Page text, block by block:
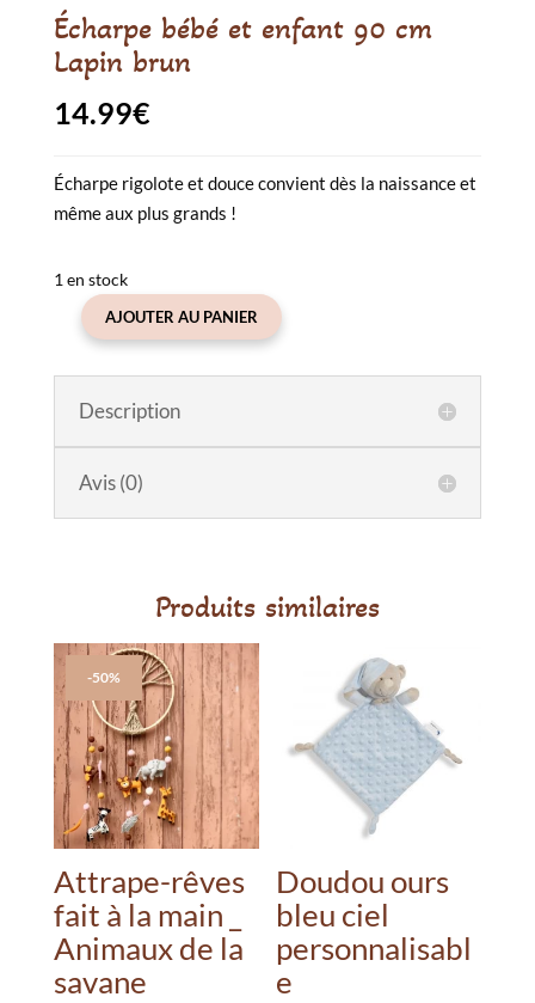
Écharpe bébé et enfant 90 cm
Lapin brun
14.99€
Écharpe rigolote et douce convient dès la naissance et
même aux plus grands !
1 en stock
quantité
bébé
et
enfant
AJOUTER AU PANIER
Description
Avis (0)
Produits similaires
-50%
Attrape-rêves
fait à la main _
Animaux de la
savane
Doudou ours
bleu ciel
personnalisabl
e